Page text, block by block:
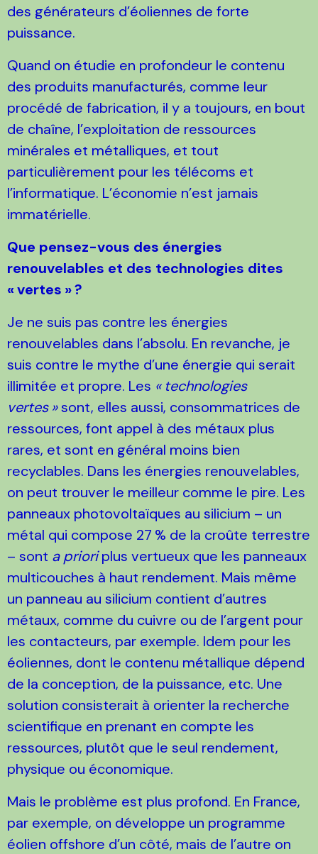
des générateurs d’éoliennes de forte
puissance.
Quand on étudie en profondeur le contenu
des produits manufacturés, comme leur
procédé de fabrication, il y a toujours, en bout
de chaîne, l’exploitation de ressources
minérales et métalliques, et tout
particulièrement pour les télécoms et
l’informatique. L’économie n’est jamais
immatérielle.
Que pensez-vous des énergies
renouvelables et des technologies dites
«vertes »?
Je ne suis pas contre les énergies
renouvelables dans l’absolu. En revanche, je
suis contre le mythe d’une énergie qui serait
illimitée et propre. Les « technologies
vertes »sont, elles aussi, consommatrices de
ressources, font appel à des métaux plus
rares, et sont en général moins bien
recyclables. Dans les énergies renouvelables,
on peut trouver le meilleur comme le pire. Les
panneaux photovoltaïques au silicium – un
métal qui compose 27 % de la croûte terrestre
– sont a prioriplus vertueux que les panneaux
multicouches à haut rendement. Mais même
un panneau au silicium contient d’autres
métaux, comme du cuivre ou de l’argent pour
les contacteurs, par exemple. Idem pour les
éoliennes, dont le contenu métallique dépend
de la conception, de la puissance, etc. Une
solution consisterait à orienter la recherche
scientifique en prenant en compte les
ressources, plutôt que le seul rendement,
physique ou économique.
Mais le problème est plus profond. En France,
par exemple, on développe un programme
éolien offshore d’un côté, mais de l’autre on